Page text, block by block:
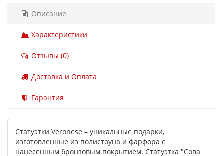
Описание
Характеристики
Отзывы (0)
Доставка и Оплата
Гарантия
Статуэтки Veronese – уникальные подарки,
изготовленные из полистоуна и фарфора с
нанесенным бронзовым покрытием. Статуэтка "Сова